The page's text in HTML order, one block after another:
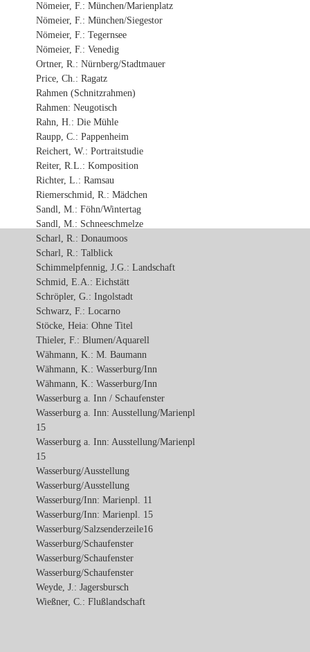
Nömeier, F.: München/Marienplatz
Nömeier, F.: München/Siegestor
Nömeier, F.: Tegernsee
Nömeier, F.: Venedig
Ortner, R.: Nürnberg/Stadtmauer
Price, Ch.: Ragatz
Rahmen (Schnitzrahmen)
Rahmen: Neugotisch
Rahn, H.: Die Mühle
Raupp, C.: Pappenheim
Reichert, W.: Portraitstudie
Reiter, R.L.: Komposition
Richter, L.: Ramsau
Riemerschmid, R.: Mädchen
Sandl, M.: Föhn/Wintertag
Sandl, M.: Schneeschmelze
Scharl, R.: Donaumoos
Scharl, R.: Talblick
Schimmelpfennig, J.G.: Landschaft
Schmid, E.A.: Eichstätt
Schröpler, G.: Ingolstadt
Schwarz, F.: Locarno
Stöcke, Heia: Ohne Titel
Thieler, F.: Blumen/Aquarell
Wähmann, K.: M. Baumann
Wähmann, K.: Wasserburg/Inn
Wähmann, K.: Wasserburg/Inn
Wasserburg a. Inn / Schaufenster
Wasserburg a. Inn: Ausstellung/Marienpl
15
Wasserburg a. Inn: Ausstellung/Marienpl
15
Wasserburg/Ausstellung
Wasserburg/Ausstellung
Wasserburg/Inn: Marienpl. 11
Wasserburg/Inn: Marienpl. 15
Wasserburg/Salzsenderzeile16
Wasserburg/Schaufenster
Wasserburg/Schaufenster
Wasserburg/Schaufenster
Weyde, J.: Jagersbursch
Wießner, C.: Flußlandschaft